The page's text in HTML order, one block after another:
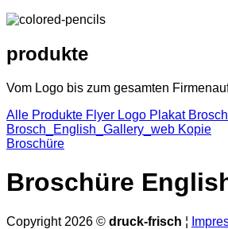
produkte
Vom Logo bis zum gesamten
Alle Produkte Flyer Logo Plakat
Brosch_English_Gallery_web Kopie
Broschüre
Broschüre
Copyright 2026 © druck-frisch ¦